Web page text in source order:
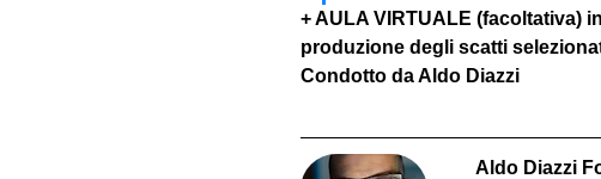
+ AULA VIRTUALE (facoltativa)
produzione degli scatti
Condotto da Aldo Diazzi
Aldo Diazzi